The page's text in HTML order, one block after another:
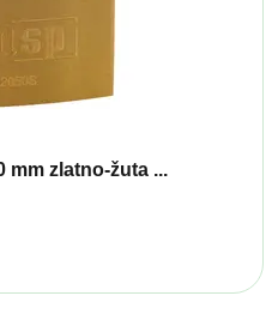
mm zlatno-žuta ...